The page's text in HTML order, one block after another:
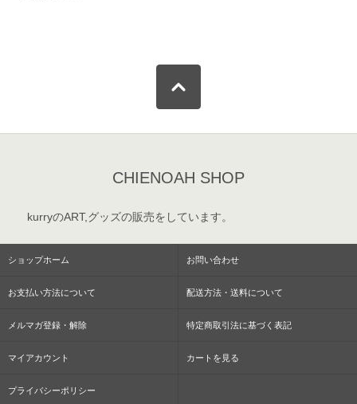
CHIENOAH SHOP
kurryのART,グッズの販売をしています。
ショップホーム お問い合わせ
お支払い方法について 配送方法・送料について
メルマガ登録・解除 特定商取引法に基づく表記
マイアカウント カートを見る
プライバシーポリシー